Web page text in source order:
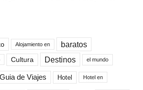
Alojamiento en baratos
Cultura Destinos el mundo
Guia de Viajes Hotel Hotel en